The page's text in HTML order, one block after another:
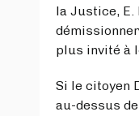
la Justice,
plus invité à
Si le citoyen
au-dessus